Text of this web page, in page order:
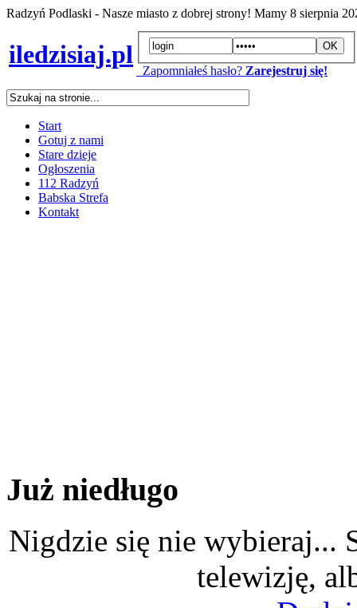
Radzyń Podlaski - Nasze miasto z dobrej strony! Mamy 8 sierpnia
iledzisiaj.pl
Zapomniałeś hasło? Zarejestruj się!
Start
Gotuj z nami
Stare dzieje
Ogłoszenia
112 Radzyń
Babska Strefa
Kontakt
Już niedługo
Nigdzie się nie wybieraj...
telewizję,